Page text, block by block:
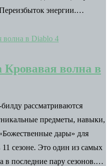
энергии.…
волна в
рассматриваются
предметы, навыки,
дары» для
сезоне. Это один из самых
в последние пару сезонов.…